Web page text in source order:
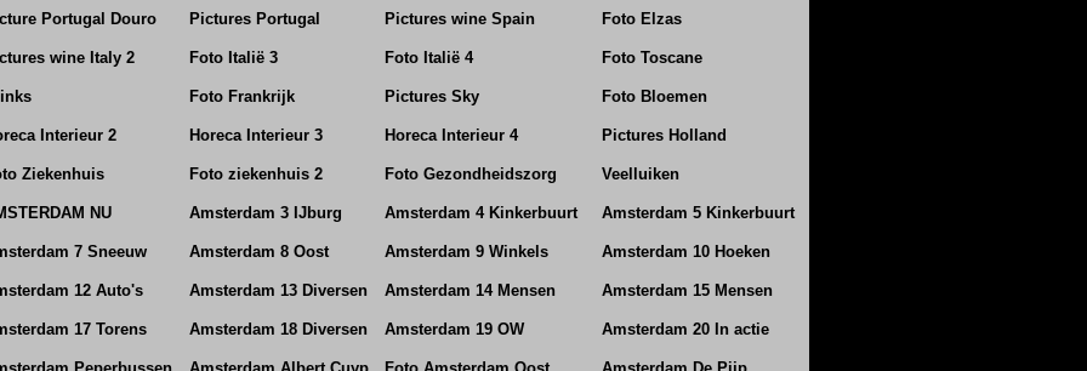
Portugal Douro Pictures Portugal Pictures wine Spain Foto Elzas
wine Italy 2 Foto Italië 3 Foto Italië 4 Foto Toscane
Foto Frankrijk Pictures Sky Foto Bloemen
Interieur 2 Horeca Interieur 3 Horeca Interieur 4 Pictures Holland
Ziekenhuis Foto ziekenhuis 2 Foto Gezondheidszorg Veelluiken
NU Amsterdam 3 IJburg Amsterdam 4 Kinkerbuurt Amsterdam 5 Kinkerbuurt
7 Sneeuw Amsterdam 8 Oost Amsterdam 9 Winkels Amsterdam 10 Hoeken
12 Auto's Amsterdam 13 Diversen Amsterdam 14 Mensen Amsterdam 15 Mensen
17 Torens Amsterdam 18 Diversen Amsterdam 19 OW Amsterdam 20 In actie